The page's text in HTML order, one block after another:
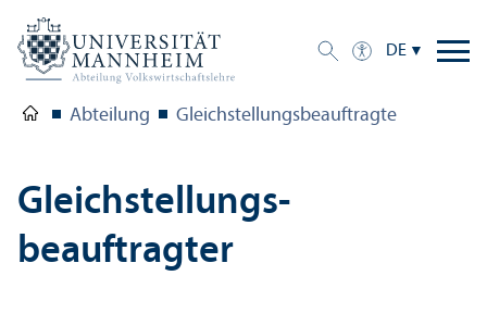
DE
Abteilung Gleich­stellungs­beauftragte
Gleich­stellungs­
beauftragter